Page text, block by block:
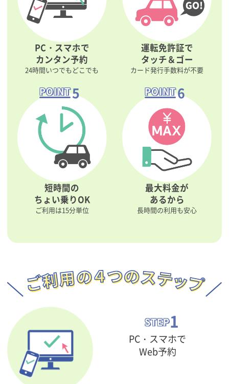
PC・スマホで
カンタン予約
24時間いつでもどこでも
運転免許証で
タッチ＆ゴー
カード発行手数料が不要
POINT5
短時間の
ちょい乗りOK
ご利用は15分単位
POINT6
最大料金が
あるから
長時間の利用も安心
STEP1
PC・スマホで
Web予約